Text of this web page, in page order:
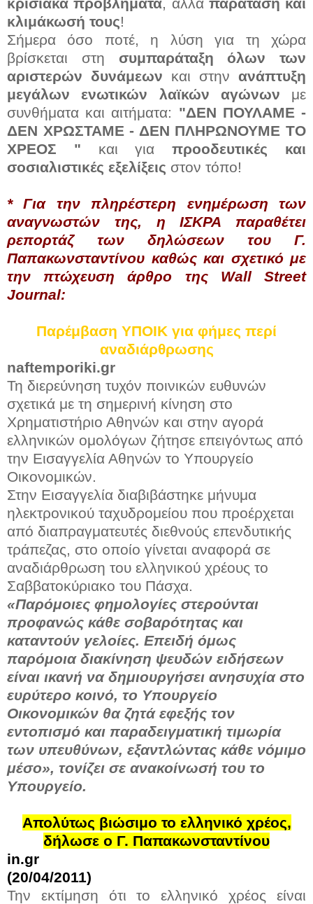
κλιμάκωσή τους!
Σήμερα όσο ποτέ, η λύση για τη χώρα
βρίσκεται στη συμπαράταξη όλων των
αριστερών δυνάμεων και στην ανάπτυξη
μεγάλων ενωτικών λαϊκών αγώνων με
συνθήματα και αιτήματα: "ΔΕΝ ΠΟΥΛΑΜΕ -
ΔΕΝ ΧΡΩΣΤΑΜΕ - ΔΕΝ ΠΛΗΡΩΝΟΥΜΕ ΤΟ
ΧΡΕΟΣ " και γιαπροοδευτικές και
σοσιαλιστικές εξελίξεις στον τόπο!
* Για την πληρέστερη ενημέρωση των
αναγνωστών της, η ΙΣΚΡΑ παραθέτει
ρεπορτάζ των δηλώσεων του Γ.
Παπακωνσταντίνου καθώς και σχετικό με
την πτώχευση άρθρο της Wall Street
Journal:
Παρέμβαση ΥΠΟΙΚ για φήμες περί
αναδιάρθρωσης
naftemporiki.gr
Τη διερεύνηση τυχόν ποινικών ευθυνών
σχετικά με τη σημερινή κίνηση στο
Χρηματιστήριο Αθηνών και στην αγορά
ελληνικών ομολόγων ζήτησε επειγόντως από
την Εισαγγελία Αθηνών το Υπουργείο
Οικονομικών.
Στην Εισαγγελία διαβιβάστηκε μήνυμα
ηλεκτρονικού ταχυδρομείου που προέρχεται
από διαπραγματευτές διεθνούς επενδυτικής
τράπεζας, στο οποίο γίνεται αναφορά σε
αναδιάρθρωση του ελληνικού χρέους το
Σαββατοκύριακο του Πάσχα.
«Παρόμοιες φημολογίες στερούνται
προφανώς κάθε σοβαρότητας και
καταντούν γελοίες. Επειδή όμως
παρόμοια διακίνηση ψευδών ειδήσεων
είναι ικανή να δημιουργήσει ανησυχία στο
ευρύτερο κοινό, το Υπουργείο
Οικονομικών θα ζητά εφεξής τον
εντοπισμό και παραδειγματική τιμωρία
των υπευθύνων, εξαντλώντας κάθε νόμιμο
μέσο», τονίζει σε ανακοίνωσή του το
Υπουργείο.
Απολύτως βιώσιμο το ελληνικό χρέος,
δήλωσε ο Γ. Παπακωνσταντίνου
in.gr
(20/04/2011)
Την εκτίμηση ότι το ελληνικό χρέος είναι